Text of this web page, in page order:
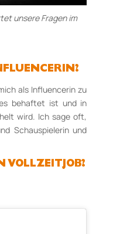
unsere Fragen im
als Influencerin zu
behaftet ist und in
wird. Ich sage oft,
Schauspielerin und
VOLLZEITJOB?